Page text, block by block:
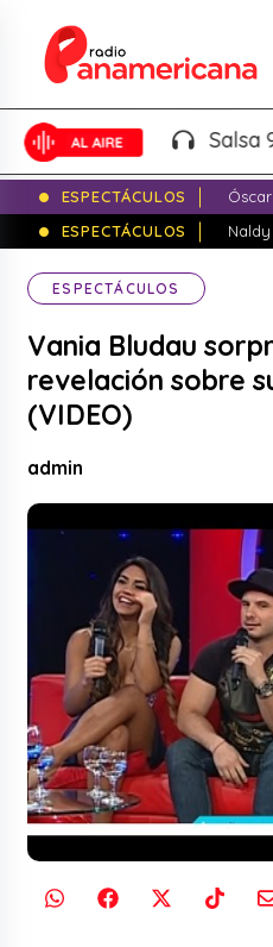
Salsa
ESPECTÁCULOS
ESPECTÁCULOS
ESPECTÁCULOS
Vania Bludau
revelación sobre
(VIDEO)
admin